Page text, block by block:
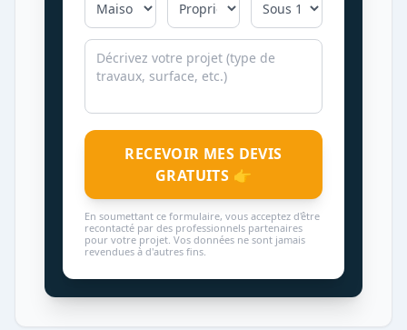
RECEVOIR MES DEVIS
GRATUITS 👉
En soumettant ce formulaire, vous acceptez d'être
recontacté par des professionnels partenaires
pour votre projet. Vos données ne sont jamais
revendues à d'autres fins.